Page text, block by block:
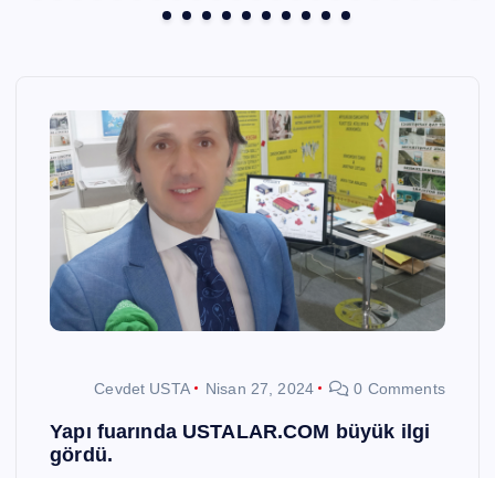
Cevdet USTA Nisan 27, 2024 0 Comments
Yapı fuarında USTALAR.COM büyük ilgi
gördü.